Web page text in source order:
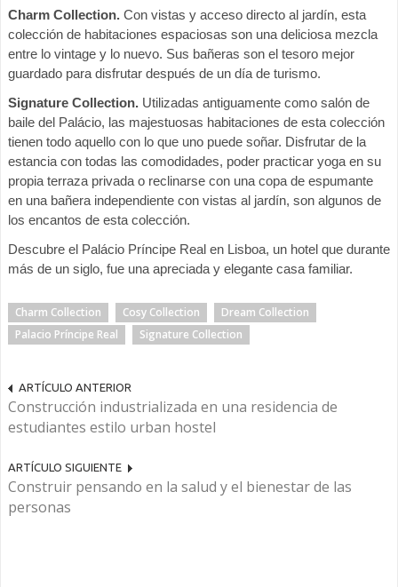
Charm Collection. Con vistas y acceso directo al jardín, esta
colección de habitaciones espaciosas son una deliciosa mezcla
entre lo vintage y lo nuevo. Sus bañeras son el tesoro mejor
guardado para disfrutar después de un día de turismo.
Signature Collection. Utilizadas antiguamente como salón de
baile del Palácio, las majestuosas habitaciones de esta colección
tienen todo aquello con lo que uno puede soñar. Disfrutar de la
estancia con todas las comodidades, poder practicar yoga en su
propia terraza privada o reclinarse con una copa de espumante
en una bañera independiente con vistas al jardín, son algunos de
los encantos de esta colección.
Descubre el Palácio Príncipe Real en Lisboa, un hotel que durante
más de un siglo, fue una apreciada y elegante casa familiar.
Charm Collection Cosy Collection
Dream Collection
Palacio Príncipe Real
Signature Collection
ARTÍCULO ANTERIOR
Construcción industrializada en una residencia de
estudiantes estilo urban hostel
ARTÍCULO SIGUIENTE
Construir pensando en la salud y el bienestar de las
personas